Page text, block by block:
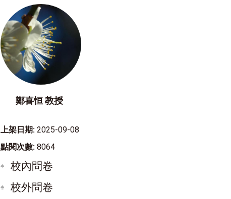
鄭喜恒 教授
上架日期: 2025-09-08
點閱次數: 8064
校內問卷
校外問卷